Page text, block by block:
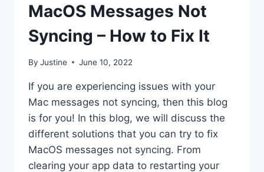
MacOS Messages Not
Syncing – How to Fix It
By Justine June 10, 2022
If you are experiencing issues with your
Mac messages not syncing, then this blog
is for you! In this blog, we will discuss the
different solutions that you can try to fix
MacOS messages not syncing. From
clearing your app data to restarting your